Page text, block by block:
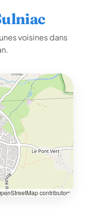
voisines dans
contributors